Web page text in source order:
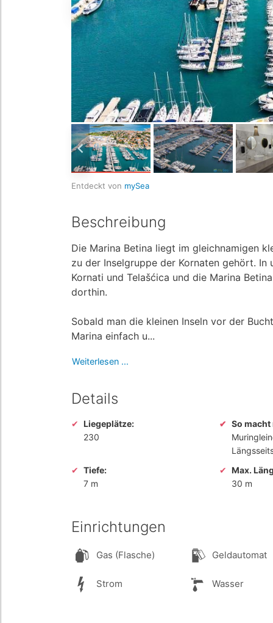
Entdeckt von mySea
Beschreibung
Die Marina Betina liegt im gleichnamigen
zu der Inselgruppe der Kornaten gehört.
Kornati und Telašćica und die Marina
dorthin.
Sobald man die kleinen Inseln vor der
Marina einfach u...
Weiterlesen ...
Details
Liegeplätze:
230
So
Tiefe:
7 m
Max.
30 m
Einrichtungen
Gas (Flasche) Geldautomat
Strom Wasser